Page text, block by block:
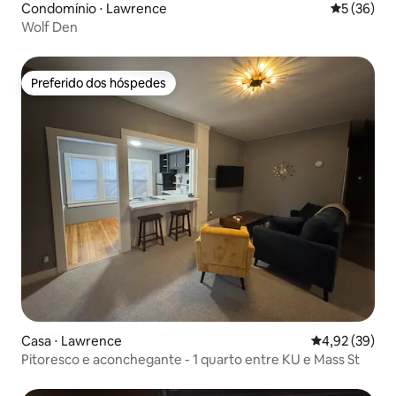
Condomínio ⋅ Lawrence 5 de uma
5 (36)
Wolf Den
Preferido dos hóspedes
Preferido dos hóspedes
Casa ⋅ Lawrence 4,92 de uma
4,92 (39)
Pitoresco e aconchegante - 1 quarto entre KU e Mass St